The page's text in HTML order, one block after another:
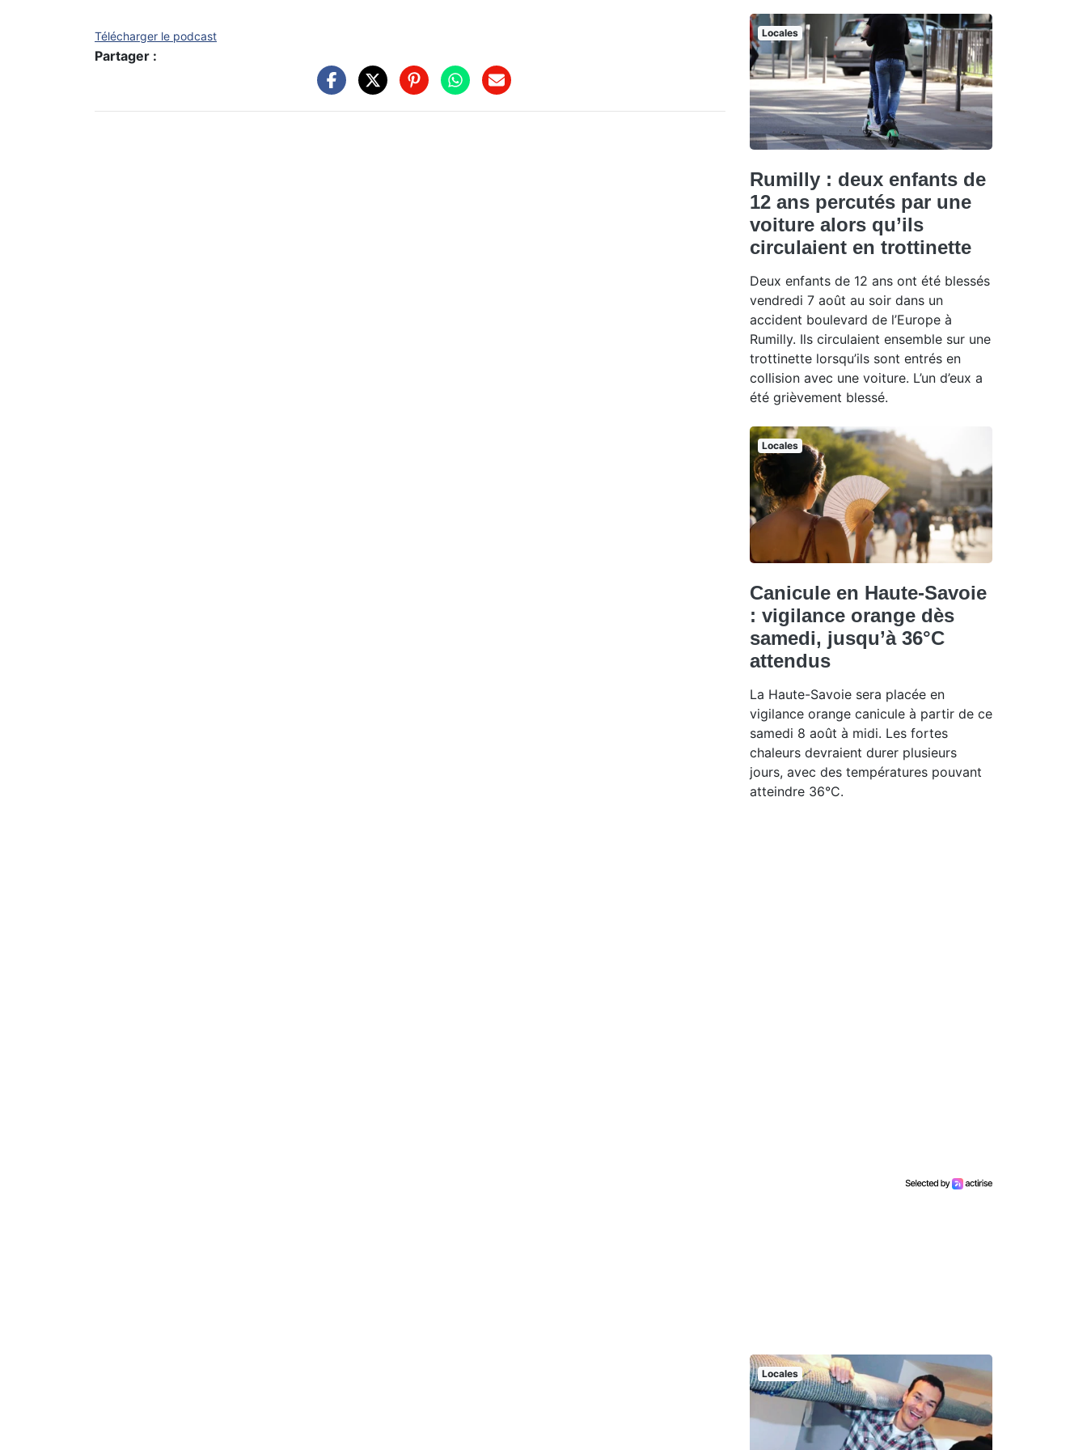
Télécharger le podcast
Partager :
Locales
Rumilly : deux enfants de
12 ans percutés par une
voiture alors qu’ils
circulaient en trottinette
Deux enfants de 12 ans ont été blessés
vendredi 7 août au soir dans un
accident boulevard de l’Europe à
Rumilly. Ils circulaient ensemble sur une
trottinette lorsqu’ils sont entrés en
collision avec une voiture. L’un d’eux a
été grièvement blessé.
Locales
Canicule en Haute-Savoie
: vigilance orange dès
samedi, jusqu’à 36°C
attendus
La Haute-Savoie sera placée en
vigilance orange canicule à partir de ce
samedi 8 août à midi. Les fortes
chaleurs devraient durer plusieurs
jours, avec des températures pouvant
atteindre 36°C.
Locales